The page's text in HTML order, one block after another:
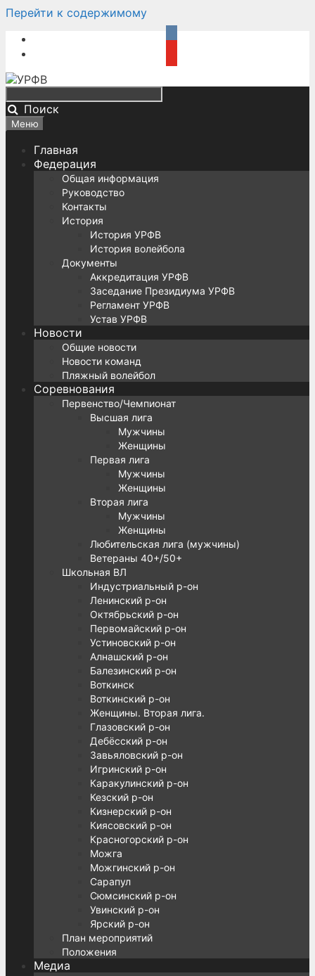
Перейти к содержимому
Поиск
Меню
Главная
Федерация
Общая информация
Руководство
Контакты
История
История УРФВ
История волейбола
Документы
Аккредитация УРФВ
Заседание Президиума УРФВ
Регламент УРФВ
Устав УРФВ
Новости
Общие новости
Новости команд
Пляжный волейбол
Соревнования
Первенство/Чемпионат
Высшая лига
Мужчины
Женщины
Первая лига
Мужчины
Женщины
Вторая лига
Мужчины
Женщины
Любительская лига (мужчины)
Ветераны 40+/50+
Школьная ВЛ
Индустриальный р-он
Ленинский р-он
Октябрьский р-он
Первомайский р-он
Устиновский р-он
Алнашский р-он
Балезинский р-он
Воткинск
Воткинский р-он
Женщины. Вторая лига.
Глазовский р-он
Дебёсский р-он
Завьяловский р-он
Игринский р-он
Каракулинский р-он
Кезский р-он
Кизнерский р-он
Киясовский р-он
Красногорский р-он
Можга
Можгинский р-он
Сарапул
Сюмсинский р-он
Увинский р-он
Ярский р-он
План мероприятий
Положения
Медиа